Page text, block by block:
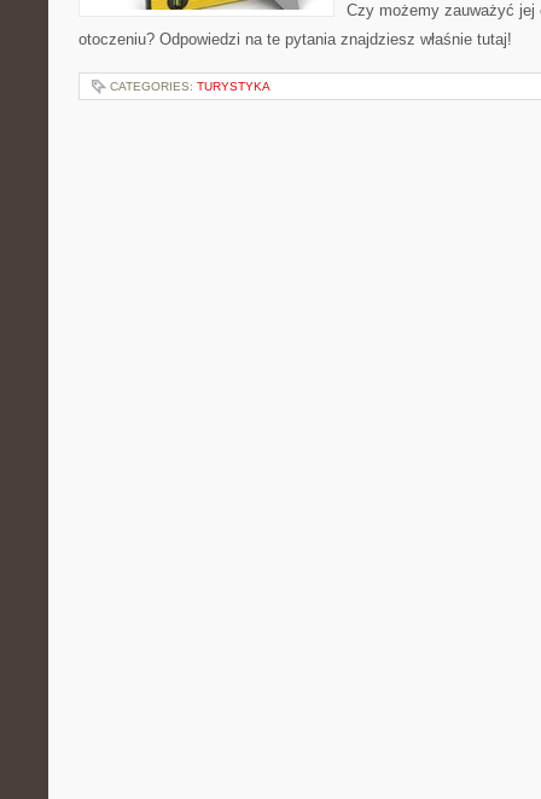
Czy możemy zauważyć jej
otoczeniu? Odpowiedzi na te pytania znajdziesz właśnie tutaj!
CATEGORIES: TURYSTYKA